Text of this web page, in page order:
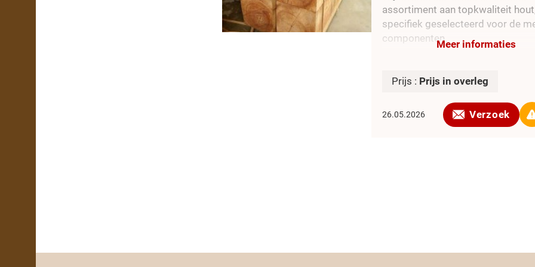
assortiment aan topkwaliteit
specifiek geselecteerd voor de
componenten.
GWW & Constructie: Robuust en
weersomstandigheden, perfect
waterbouw, beschoeiingen en
Meer informaties
Prijs : Prijs in overleg
26.05.2026 Verzoek